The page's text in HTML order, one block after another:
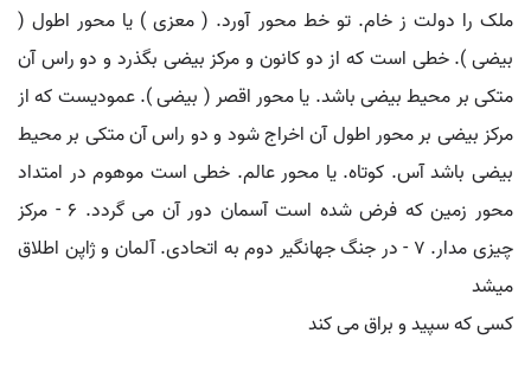
ملک را دولت ز خام. تو خط محور آورد. ( معزی ) یا محور اطول (
بیضی ). خطی است که از دو کانون و مرکز بیضی بگذرد و دو راس آن
متکی بر محیط بیضی باشد. یا محور اقصر ( بیضی ). عمودیست که از
مرکز بیضی بر محور اطول آن اخراج شود و دو راس آن متکی بر محیط
بیضی باشد آس. کوتاه. یا محور عالم. خطی است موهوم در امتداد
محور زمین که فرض شده است آسمان دور آن می گردد. ۶ - مرکز
چیزی مدار. ۷ - در جنگ جهانگیر دوم به اتحادی. آلمان و ژاپن اطلاق
میشد
کسی که سپید و براق می کند